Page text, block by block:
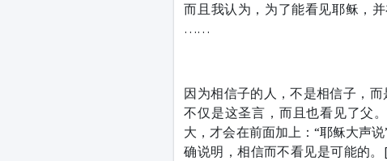
而且我认为，为了能看见耶稣，
……
因为相信子的人，不是相信子，
不仅是这圣言，而且也看见了父
大，才会在前面加上：“耶稣大声
确说明，相信而不看见是可能的。[